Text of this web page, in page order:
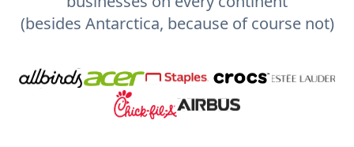
(besides Antarctica, because of course not)